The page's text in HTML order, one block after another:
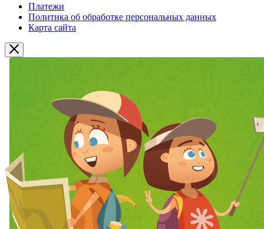
Платежи
Политика об обработке персональных данных
Карта сайта